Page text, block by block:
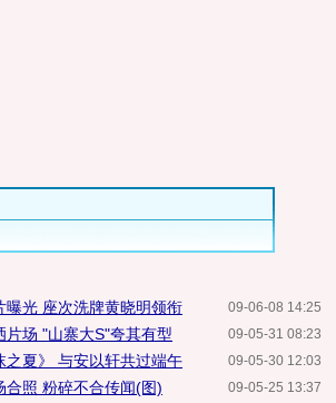
09-06-08 14:25
曝光 座次洗牌黄晓明领衔
09-05-31 08:23
片场 "山寨大S"夸其有型
09-05-30 12:03
之夏》 与安以轩共过端午
09-05-25 13:37
合照 粉碎不合传闻(图)